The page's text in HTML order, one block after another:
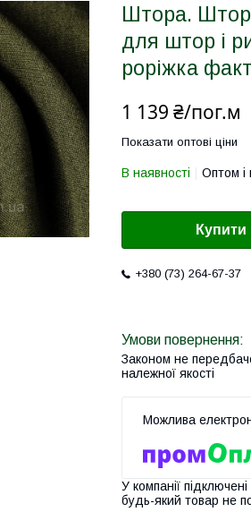
Штора.
для штор і
роріжка
1 139 ₴/пог.м
Показати оптові ціни
В наявності Оптом і
Купити
+380 (73) 264-67-37
Законом не
належної якості
У компанії
будь-який товар не